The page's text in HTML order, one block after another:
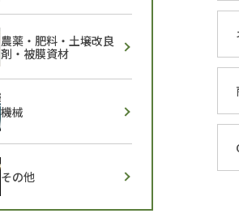
農薬・肥料・土壌改良
剤・被膜資材
機械
その他